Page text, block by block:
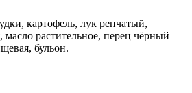
картофель, лук репчатый,
масло растительное, перец чёрный
бульон.